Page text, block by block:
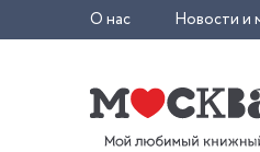
О нас Новости и